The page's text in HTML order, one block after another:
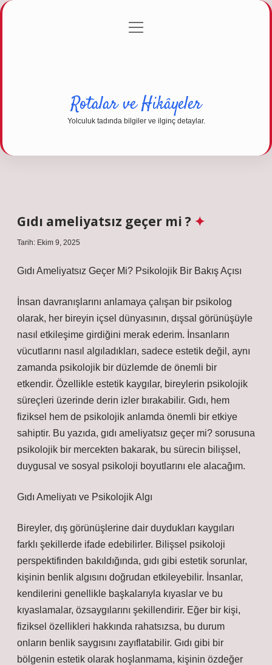
Gizlilik Politikası
menüyü
Rotalar ve Hikâyeler
Yolculuk tadında bilgiler ve ilginç detaylar.
Gıdı ameliyatsız geçer mi ?
Tarih: Ekim 9, 2025
Gıdı Ameliyatsız Geçer Mi? Psikolojik Bir Bakış Açısı
İnsan davranışlarını anlamaya çalışan bir psikolog
olarak, her bireyin içsel dünyasının, dışsal görünüşüyle
nasıl etkileşime girdiğini merak ederim. İnsanların
vücutlarını nasıl algıladıkları, sadece estetik değil, aynı
zamanda psikolojik bir düzlemde de önemli bir
etkendir. Özellikle estetik kaygılar, bireylerin psikolojik
süreçleri üzerinde derin izler bırakabilir. Gıdı, hem
fiziksel hem de psikolojik anlamda önemli bir etkiye
sahiptir. Bu yazıda, gıdı ameliyatsız geçer mi? sorusuna
psikolojik bir mercekten bakarak, bu sürecin bilişsel,
duygusal ve sosyal psikoloji boyutlarını ele alacağım.
Gıdı Ameliyatı ve Psikolojik Algı
Bireyler, dış görünüşlerine dair duydukları kaygıları
farklı şekillerde ifade edebilirler. Bilişsel psikoloji
perspektifinden bakıldığında, gıdı gibi estetik sorunlar,
kişinin benlik algısını doğrudan etkileyebilir. İnsanlar,
kendilerini genellikle başkalarıyla kıyaslar ve bu
kıyaslamalar, özsaygılarını şekillendirir. Eğer bir kişi,
fiziksel özellikleri hakkında rahatsızsa, bu durum
onların benlik saygısını zayıflatabilir. Gıdı gibi bir
bölgenin estetik olarak hoşlanmama, kişinin özdeğer